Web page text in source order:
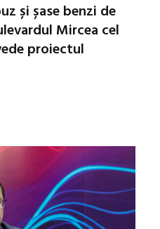
și șase benzi de
Mircea cel
proiectul